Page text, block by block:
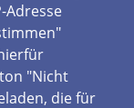
Adresse
"Nicht
die für